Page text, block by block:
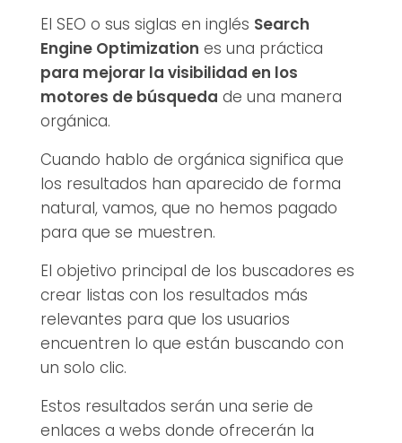
El SEO o sus siglas en inglés Search
Engine Optimization es una práctica
para mejorar la visibilidad en los
motores de búsqueda de una manera
orgánica.
Cuando hablo de orgánica significa que
los resultados han aparecido de forma
natural, vamos, que no hemos pagado
para que se muestren.
El objetivo principal de los buscadores es
crear listas con los resultados más
relevantes para que los usuarios
encuentren lo que están buscando con
un solo clic.
Estos resultados serán una serie de
enlaces a webs donde ofrecerán la